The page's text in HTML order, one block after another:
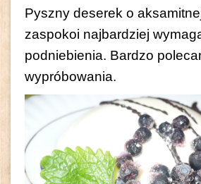
Pyszny deserek o
zaspokoi najbardziej
podniebienia. Bardzo
wypróbowania.